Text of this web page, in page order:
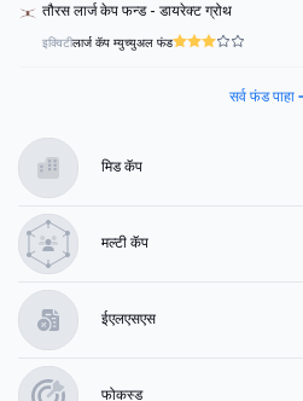
तौरस लार्ज केप फन्ड - डायरेक्ट ग्रोथ
इक्विटीलार्ज कॅप म्युच्युअल फंड
सर्व फंड पाहा
मिड कॅप
मल्टी कॅप
ईएलएसएस
फोकस्ड